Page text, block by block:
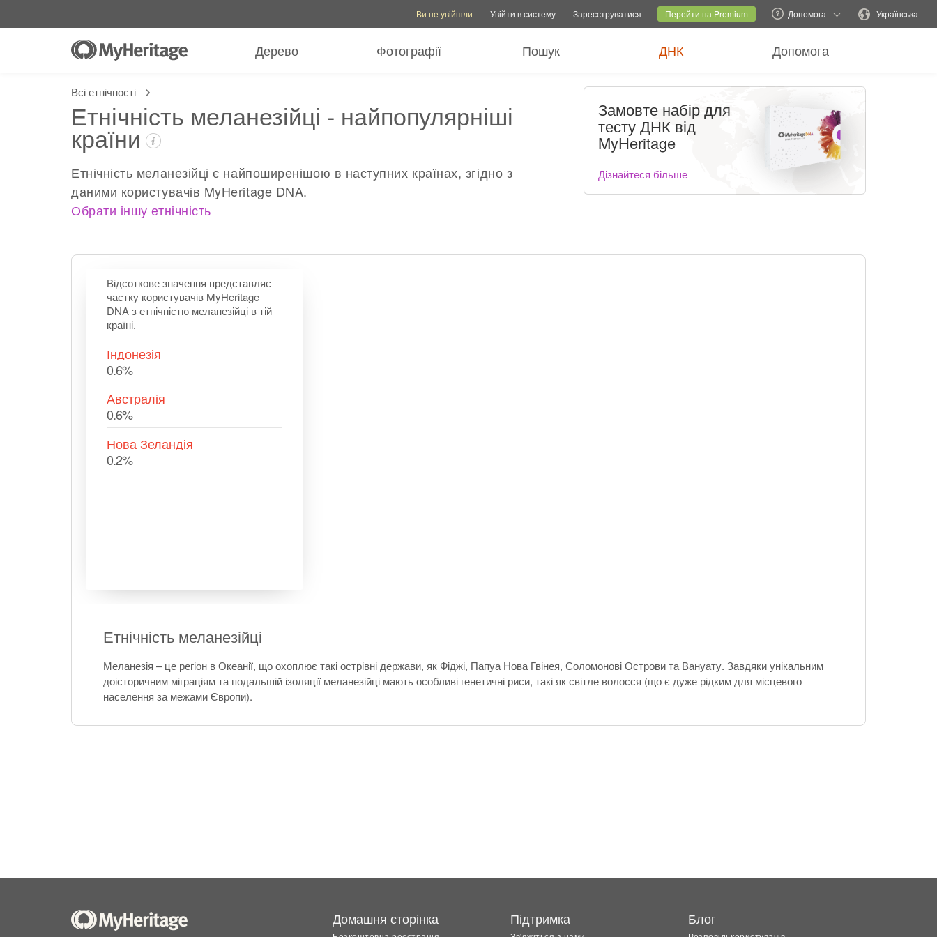
Перемкнути родинний сайтПоточний сайтЗмінити мову
Ви не увійшли Увійти в систему Зареєструватися Перейти на Premium Допомога Українська
Дерево Фотографії Пошук ДНК Допомога
Всі етнічності
Етнічність меланезійці - найпопулярніші
країни
Етнічність меланезійці є найпоширенішою в наступних країнах, згідно з
даними користувачів MyHeritage DNA.
Обрати іншу етнічність
Замовте набір для
тесту ДНК від
MyHeritage
Дізнайтеся більше
Відсоткове значення представляє
частку користувачів MyHeritage
DNA з етнічністю меланезійці в тій
країні.
Індонезія
0.6%
Австралія
0.6%
Нова Зеландія
0.2%
Етнічність меланезійці
Меланезія – це регіон в Океанії, що охоплює такі острівні держави, як Фіджі, Папуа Нова Гвінея, Соломонові Острови та Вануату. Завдяки унікальним
доісторичним міграціям та подальшій ізоляції меланезійці мають особливі генетичні риси, такі як світле волосся (що є дуже рідким для місцевого
населення за межами Європи).
Домашня сторінка Підтримка Блог